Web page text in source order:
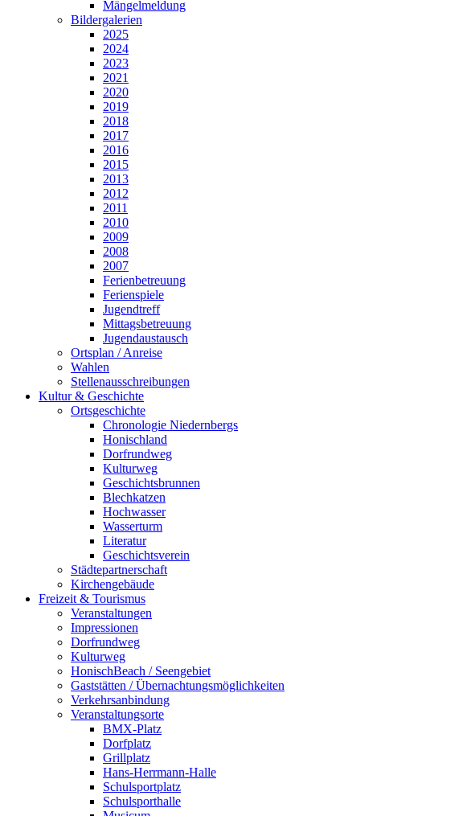
Mängelmeldung
Bildergalerien
2025
2024
2023
2021
2020
2019
2018
2017
2016
2015
2013
2012
2011
2010
2009
2008
2007
Ferienbetreuung
Ferienspiele
Jugendtreff
Mittagsbetreuung
Jugendaustausch
Ortsplan / Anreise
Wahlen
Stellenausschreibungen
Kultur & Geschichte
Ortsgeschichte
Chronologie Niedernbergs
Honischland
Dorfrundweg
Kulturweg
Geschichtsbrunnen
Blechkatzen
Hochwasser
Wasserturm
Literatur
Geschichtsverein
Städtepartnerschaft
Kirchengebäude
Freizeit & Tourismus
Veranstaltungen
Impressionen
Dorfrundweg
Kulturweg
HonischBeach / Seengebiet
Gaststätten / Übernachtungsmöglichkeiten
Verkehrsanbindung
Veranstaltungsorte
BMX-Platz
Dorfplatz
Grillplatz
Hans-Herrmann-Halle
Schulsportplatz
Schulsporthalle